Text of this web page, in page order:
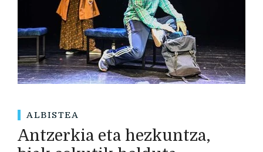
ALBISTEA
Antzerkia eta hezkuntza,